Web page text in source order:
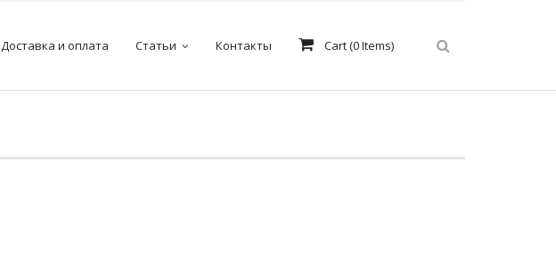
Доставка и оплата Статьи Контакты Cart (0Items)